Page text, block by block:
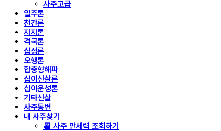
사주고급
일주론
천간론
지지론
격국론
십성론
오행론
합충형해파
십이신살론
십이운성론
기타신살
사주통변
내 사주찾기
📆 사주 만세력 조회하기